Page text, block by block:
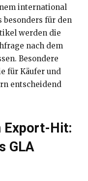
international
für den
werden die
nach dem
Besondere
für Käufer und
entscheidend
Export-Hit:
GLA